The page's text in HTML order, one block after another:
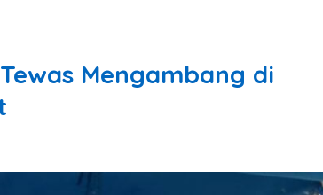
Mengambang di